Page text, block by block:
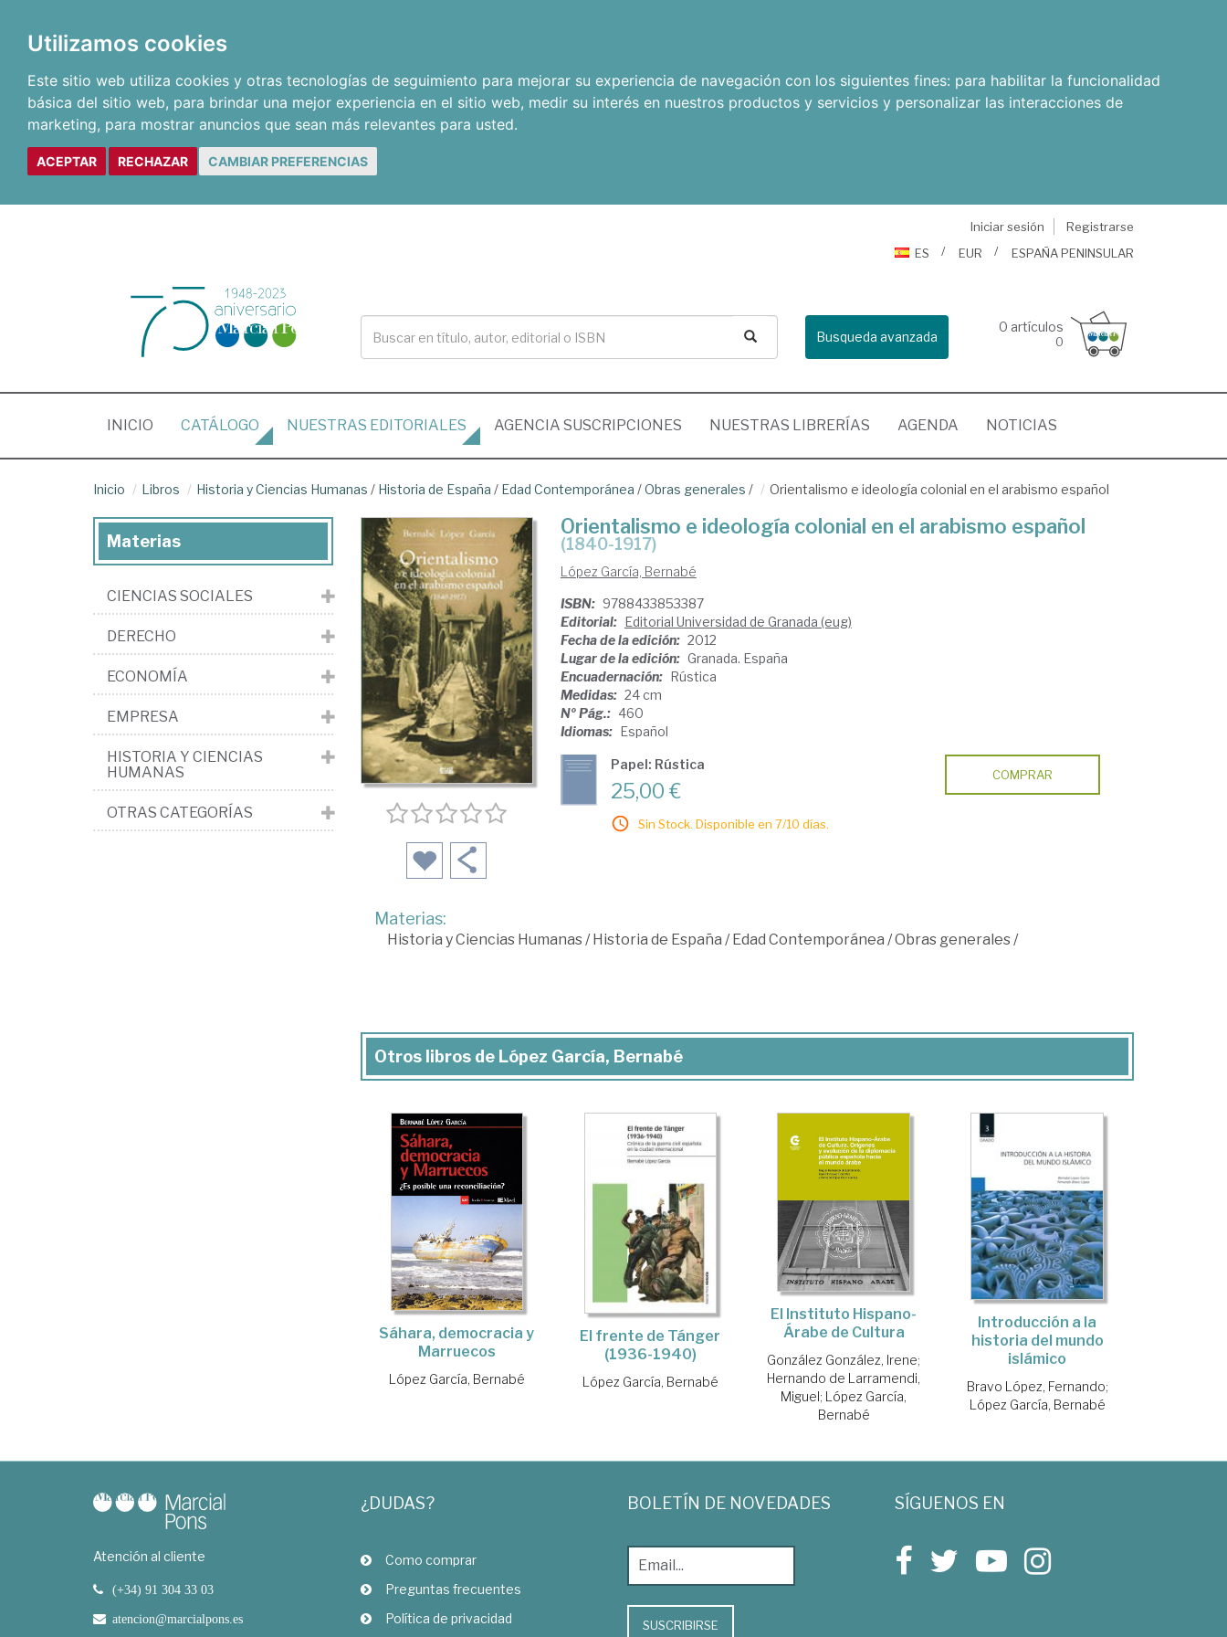
Utilizamos cookies
Este sitio web utiliza cookies y otras tecnologías de seguimiento para mejorar su experiencia de navegación con los siguientes fines: para habilitar la funcionalidad
básica del sitio web, para brindar una mejor experiencia en el sitio web, medir su interés en nuestros productos y servicios y personalizar las interacciones de
marketing, para mostrar anuncios que sean más relevantes para usted.
ACEPTAR RECHAZAR CAMBIAR PREFERENCIAS
Iniciar sesión
Registrarse
ES
EUR ESPAÑA PENINSULAR
Busqueda avanzada
0 artículos
0
INICIO (CURRENT)
CATÁLOGO NUESTRAS EDITORIALES AGENCIA SUSCRIPCIONES NUESTRAS LIBRERÍAS AGENDA NOTICIAS
Inicio Libros Historia y Ciencias Humanas / Historia de España / Edad Contemporánea /Obras generales / Orientalismo e ideología colonial en el arabismo español
Orientalismo e ideología colonial en el arabismo español
(1840-1917)
López García, Bernabé
ISBN: 9788433853387
Editorial: Editorial Universidad de Granada (eug)
Fecha de la edición: 2012
Lugar de la edición: Granada. España
Encuadernación: Rústica
Medidas: 24 cm
Nº Pág.: 460
Idiomas: Español
Papel: Rústica
25,00 €
Sin Stock. Disponible en 7/10 días.
COMPRAR
Materias:
Historia y Ciencias Humanas/Historia de España /Edad Contemporánea /Obras generales/
Otros libros de López García, Bernabé
Sáhara, democracia y
Marruecos
López García, Bernabé
El frente de Tánger
(1936-1940)
López García, Bernabé
El Instituto Hispano-
Árabe de Cultura
González González, Irene;
Hernando de Larramendi,
Miguel; López García,
Bernabé
Introducción a la
historia del mundo
islámico
Bravo López, Fernando;
López García, Bernabé
Materias
CIENCIAS SOCIALES
DERECHO
ECONOMÍA
EMPRESA
HISTORIA Y CIENCIAS
HUMANAS
OTRAS CATEGORÍAS
Atención al cliente
(+34) 91 304 33 03
atencion@marcialpons.es
¿DUDAS?
Como comprar
Preguntas frecuentes
Política de privacidad
BOLETÍN DE NOVEDADES
SUSCRIBIRSE
SÍGUENOS EN